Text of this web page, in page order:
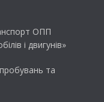
ОПП
і двигунів»
та